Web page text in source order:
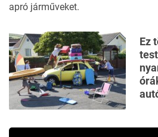
apró járműveket.
Ez